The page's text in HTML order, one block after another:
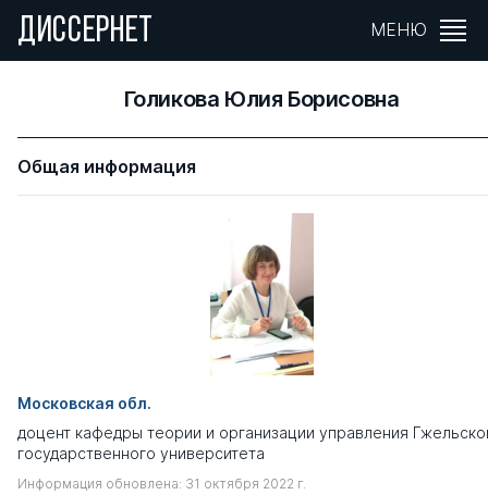
ДИССЕРНЕТ МЕНЮ
Голикова Юлия Борисовна
Общая информация
Московская обл.
доцент кафедры теории и организации управления
государственного университета
Информация обновлена: 31 октября 2022 г.